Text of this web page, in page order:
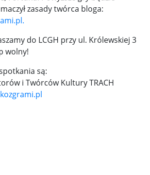
zasady twórca bloga:
do LCGH przy ul. Królewskiej 3
wolny!
są:
i Twórców Kultury TRACH